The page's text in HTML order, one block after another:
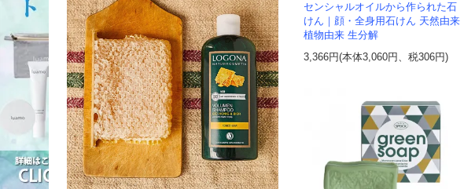
センシャルオイルから作られた石
けん｜顔・全身用石けん 天然由来
植物由来 生分解
3,366円(本体3,060円、税306円)